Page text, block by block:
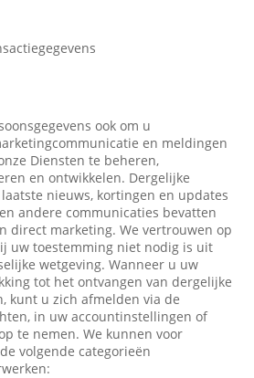
ook om u
en meldingen
Diensten te beheren,
en ontwikkelen. Dergelijke
nieuws, kortingen en updates
andere communicaties bevatten
direct marketing. We vertrouwen op
uw toestemming niet nodig is uit
wetgeving. Wanneer u uw
tot het ontvangen van dergelijke
kunt u zich afmelden via de
in uw accountinstellingen of
te nemen. We kunnen voor
volgende categorieën